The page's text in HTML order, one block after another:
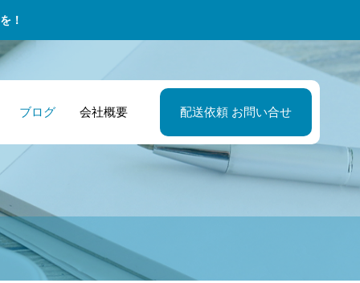
！
ブログ 会社概要 配送依頼 お問い合せ
売」。商売は
売」ではなく
売」「勝売」
ーツクラブ・
責任者 急な大
品にも迅速対
後すぐに準備
い！スポーツ
のためのセカ